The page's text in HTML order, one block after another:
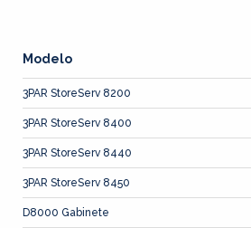
Modelo
3PAR StoreServ 8200
3PAR StoreServ 8400
3PAR StoreServ 8440
3PAR StoreServ 8450
D8000 Gabinete